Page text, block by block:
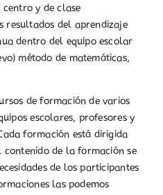
y de clase
resultados del aprendizaje
dentro del equipo escolar
método de matemáticas,
de formación de varios
escolares, profesores y
formación está dirigida
de la formación se
de los participantes
las podemos